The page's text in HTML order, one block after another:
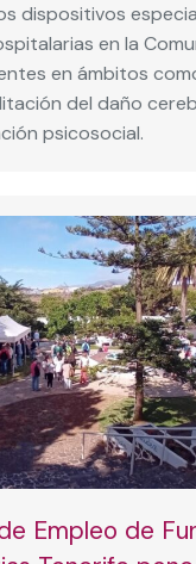
dispositivos
en la
en ámbitos
del daño
psicosocial.
Empleo de